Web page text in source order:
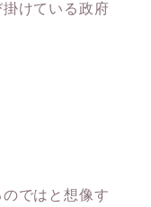
けている政府
ではと想像す